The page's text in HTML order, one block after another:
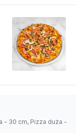
- 30 cm, Pizza duża -